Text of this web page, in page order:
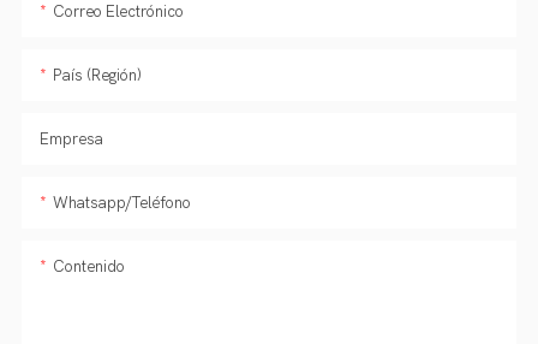
Correo Electrónico
País (Región)
Empresa
Whatsapp/Teléfono
Contenido